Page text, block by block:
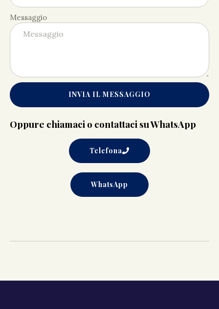
Messaggio
INVIA IL MESSAGGIO
Oppure chiamaci o contattaci su WhatsApp
Telefona
WhatsApp